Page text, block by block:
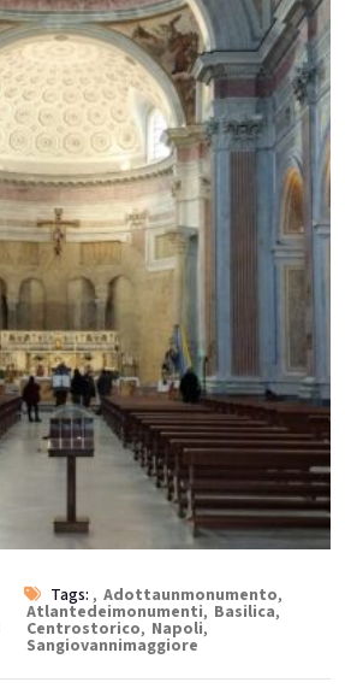
Tags: , Adottaunmonumento,
Atlantedeimonumenti, Basilica,
Centrostorico, Napoli,
Sangiovannimaggiore